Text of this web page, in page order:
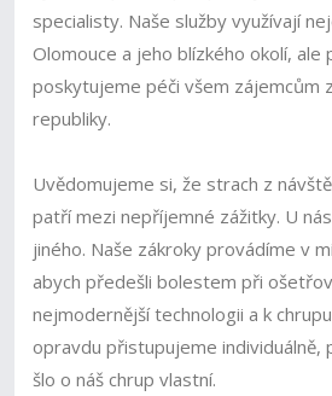
specialisty. Naše služby využívají
Olomouce a jeho blízkého okolí, ale
poskytujeme péči všem zájemcům
republiky.
Uvědomujeme si, že strach z
patří mezi nepříjemné zážitky. U
jiného. Naše zákroky provádíme v
abych předešli bolestem při
nejmodernější technologii a k
opravdu přistupujeme individuálně,
šlo o náš chrup vlastní.